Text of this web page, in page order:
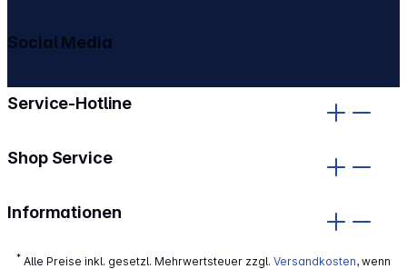
Service-Hotline
Shop Service
Informationen
Social Media
* Alle Preise inkl. gesetzl. Mehrwertsteuer zzgl. Versandkosten, wenn